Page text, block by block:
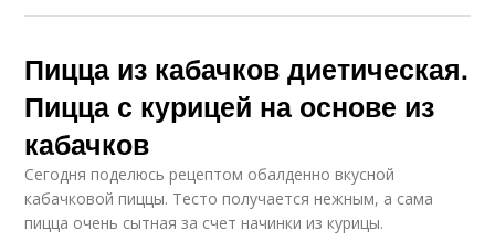
Пицца из кабачков диетическая.
Пицца с курицей на основе из
кабачков
Сегодня поделюсь рецептом обалденно вкусной
кабачковой пиццы. Тесто получается нежным, а сама
пицца очень сытная за счет начинки из курицы.